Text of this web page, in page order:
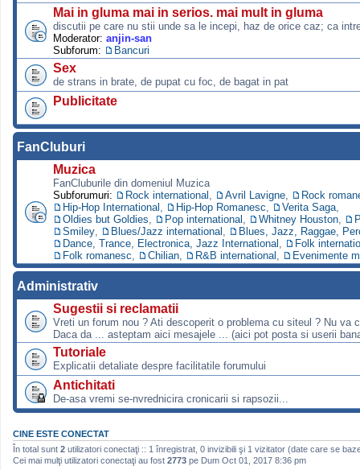
Mai in gluma mai in serios. mai mult in gluma
discutii pe care nu stii unde sa le incepi, haz de orice caz; ca
Moderator: anjin-san
Subforum:
Bancuri
Sex
de strans in brate, de pupat cu foc, de bagat in pat
Publicitate
FanCluburi
Muzica
FanCluburile din domeniul Muzica
Subforumuri:
Rock international Avril Lavigne
Rock
Hip-Hop International
Hip-Hop Romanesc Verita Saga
Oldies but Goldies
Pop international Whitney Houston
Smiley
Blues/Jazz international
Blues, Jazz, Raggae,
Dance, Trance, Electronica, Jazz International
Folk
Folk romanesc
Chilian R&B international Evenimente
Administrativ
Sugestii si reclamatii
Vreti un forum nou ? Ati descoperit o problema cu siteul ? Nu va
Daca da ... asteptam aici mesajele ... (aici pot posta si userii
Tutoriale
Explicatii detaliate despre facilitatile forumului
Antichitati
De-asa vremi se-nvrednicira cronicarii si rapsozii...
CINE ESTE CONECTAT
În total sunt 2 utilizatori conectaţi :: 1 înregistrat, 0 invizibili şi 1 vizitator (date care se
Cei mai mulţi utilizatori conectaţi au fost 2773 pe Dum Oct 01, 2017 8:36 pm